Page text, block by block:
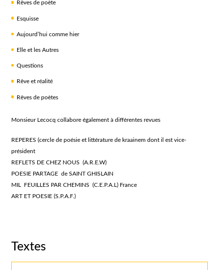
Rêves de poète
Esquisse
Aujourd’hui comme hier
Elle et les Autres
Questions
Rêve et réalité
Rêves de poètes
Monsieur Lecocq collabore également à différentes revues
REPERES (cercle de poésie et littérature de kraainem dont il est vice-
président
REFLETS DE CHEZ NOUS (A.R.E.W)
POESIE PARTAGE de SAINT GHISLAIN
MIL FEUILLES PAR CHEMINS (C.E.P.A.L) France
ART ET POESIE (S.P.A.F.)
Textes